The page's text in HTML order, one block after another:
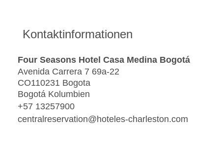
Kontaktinformationen
Four Seasons Hotel Casa Medina Bogotá
Avenida Carrera 7 69a-22
CO110231 Bogota
Bogotá Kolumbien
+57 13257900
centralreservation@hoteles-charleston.com